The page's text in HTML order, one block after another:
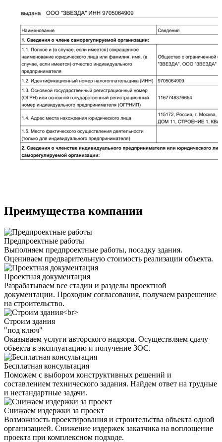
Преимущества компании
Предпроектные работы
Выполняем предпроектные работы, посадку здания.
Оцениваем предварительную стоимость реализации объекта.
Проектная документация
Разрабатываем все стадии и разделы проектной
документации. Проходим согласования, получаем разрешение
на строительство.
Строим здания
"под ключ"
Оказываем услуги авторского надзора. Осуществляем сдачу
объекта в эксплуатацию и получение ЗОС.
Бесплатная консультация
Поможем с выбором конструктивных решений и
составлением технического задания. Найдем ответ на трудные
и нестандартные задачи.
Снижаем издержки за проект
Возможность проектирования и строительства объекта одной
организацией. Снижение издержек заказчика на воплощение
проекта при комплексном подходе.